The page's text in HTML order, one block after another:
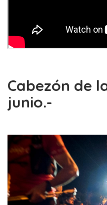
Cabezón de
junio.-